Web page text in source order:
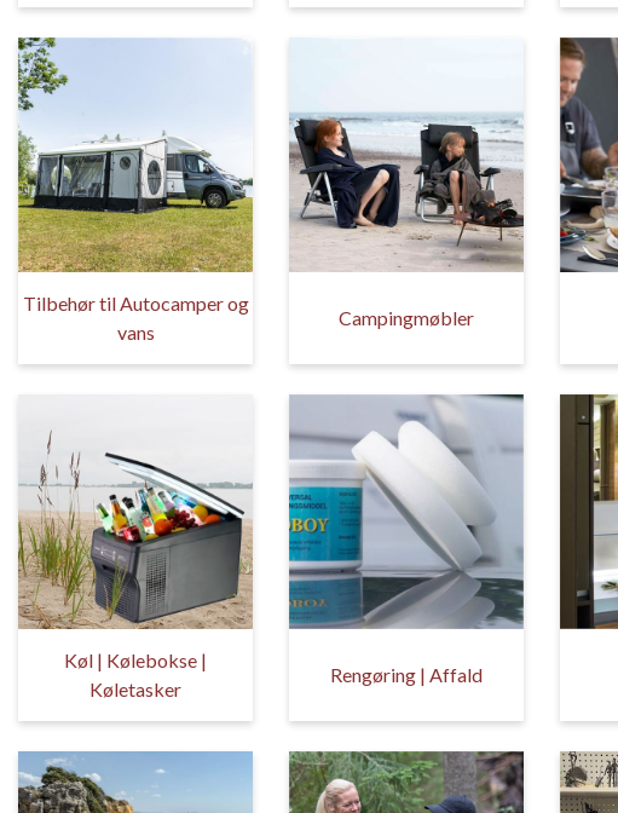
Tilbehør til Autocamper og
vans
Campingmøbler
Køl | Kølebokse |
Køletasker
Rengøring | Affald